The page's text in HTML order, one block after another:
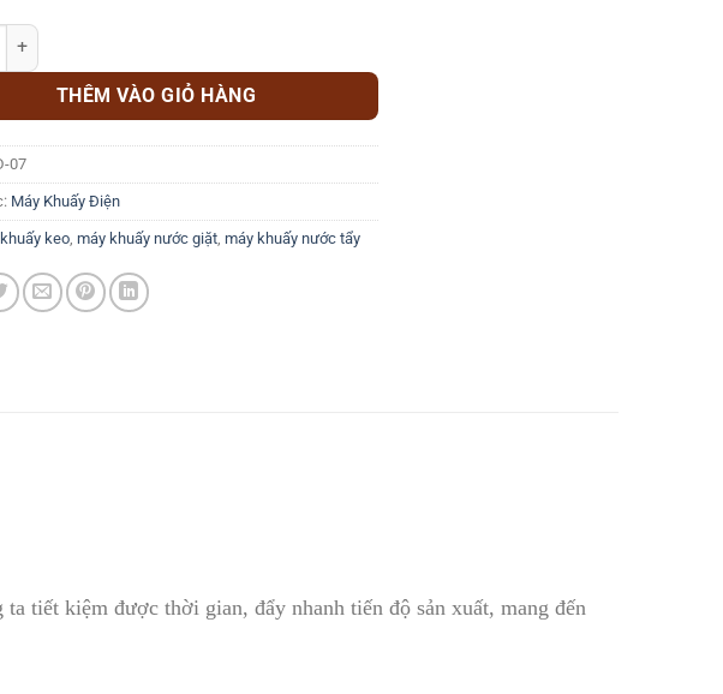
DUNG MÔI NÂNG TAY AC-D-07 số lượng
THÊM VÀO GIỎ HÀNG
07
Máy Khuấy Điện
keo máy khuấy nước giặt máy khuấy nước tẩy
tiết kiệm được thời gian, đẩy nhanh tiến độ sản xuất, mang đến